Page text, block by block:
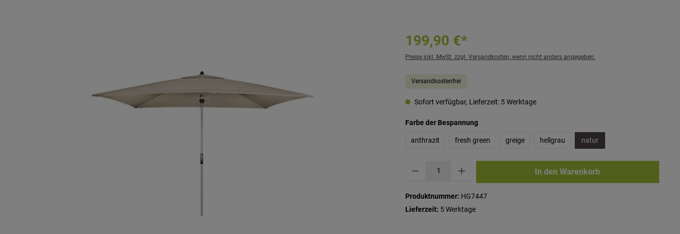
199,90 €*
Preise inkl. MwSt. zzgl. Versandkosten, wenn nicht anders angegeben.
Versandkostenfrei
Sofort verfügbar, Lieferzeit: 5 Werktage
Farbe der Bespannungauswählen
anthrazit fresh green greige hellgrau natur
In den Warenkorb
Produktnummer: HG7447
Lieferzeit: 5 Werktage